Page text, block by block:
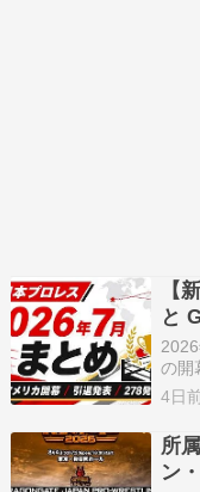
【
と
ョ
の開
い
も
追
せて
4日
所
ン